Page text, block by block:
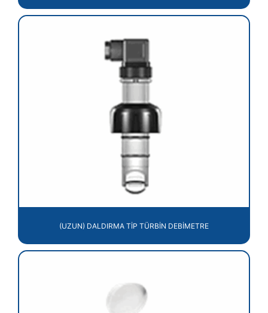
(UZUN) DALDIRMA TİP TÜRBİN DEBİMETRE